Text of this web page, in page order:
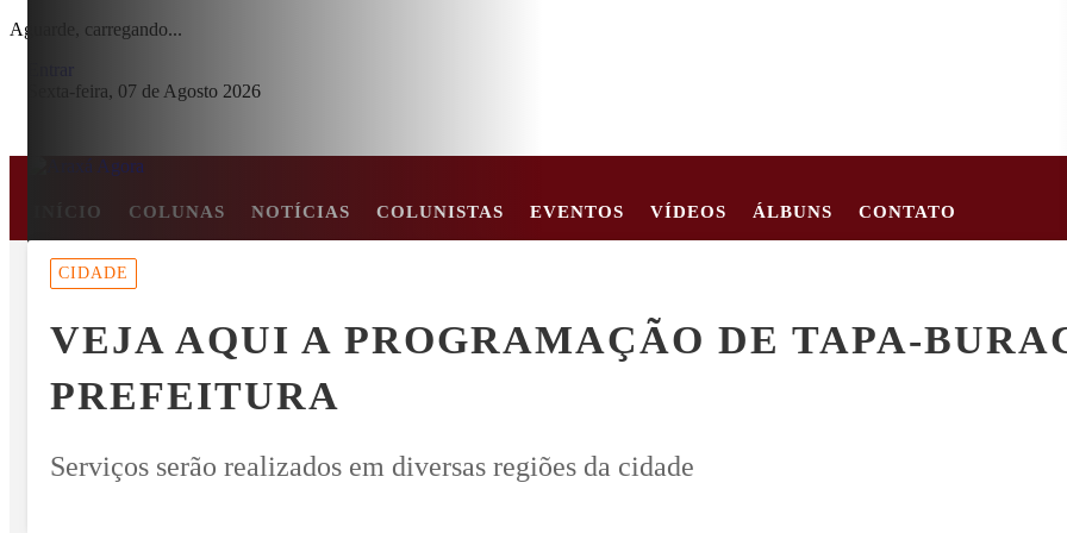
Aguarde, carregando...
Sexta-feira, 07 de Agosto 2026
INÍCIO COLUNAS NOTÍCIAS COLUNISTAS EVENTOS VÍDEOS ÁLBUNS CONTATO
MENU
CIDADE
VEJA AQUI A PROGRAMAÇÃO DE TAPA-
PREFEITURA
Serviços serão realizados em diversas regiões da cidade